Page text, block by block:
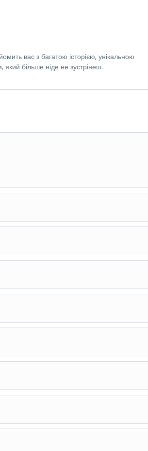
вас з багатою історією, унікальною
більше ніде не зустрінеш.